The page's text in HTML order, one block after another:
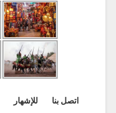
اتصل بنا للإشهار